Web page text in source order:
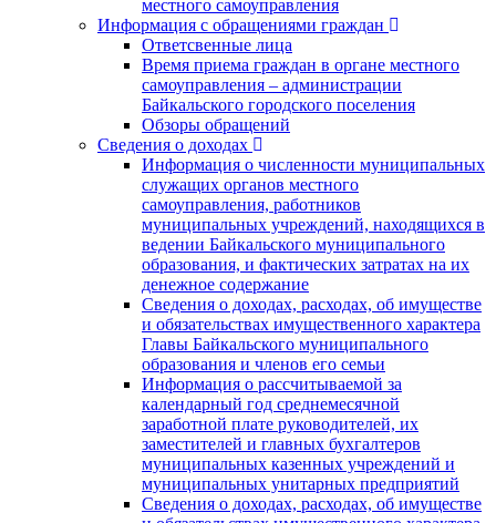
местного самоуправления
Информация с обращениями граждан
Ответсвенные лица
Время приема граждан в органе местного
самоуправления – администрации
Байкальского городского поселения
Обзоры обращений
Сведения о доходах
Информация о численности муниципальных
служащих органов местного
самоуправления, работников
муниципальных учреждений, находящихся в
ведении Байкальского муниципального
образования, и фактических затратах на их
денежное содержание
Сведения о доходах, расходах, об имуществе
и обязательствах имущественного характера
Главы Байкальского муниципального
образования и членов его семьи
Информация о рассчитываемой за
календарный год среднемесячной
заработной плате руководителей, их
заместителей и главных бухгалтеров
муниципальных казенных учреждений и
муниципальных унитарных предприятий
Сведения о доходах, расходах, об имуществе